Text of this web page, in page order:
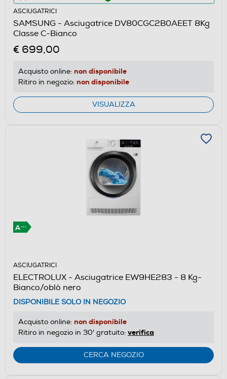
azione
aprirà
il
Calcolatore
di
energetico
di
Youreko.
ASCIUGATRICI
SAMSUNG - Asciugatrice DV80CGC2B0AEET 8Kg
Classe C-Bianco
€ 699,00
Acquisto online: non disponibile
Ritiro in negozio: non disponibile
VISUALIZZA
ASCIUGATRICI
ELECTROLUX - Asciugatrice EW9HE283 - 8 Kg-
Bianco/oblò nero
DISPONIBILE SOLO IN NEGOZIO
Acquisto online: non disponibile
Ritiro in negozio in 30' gratuito: verifica
CERCA NEGOZIO